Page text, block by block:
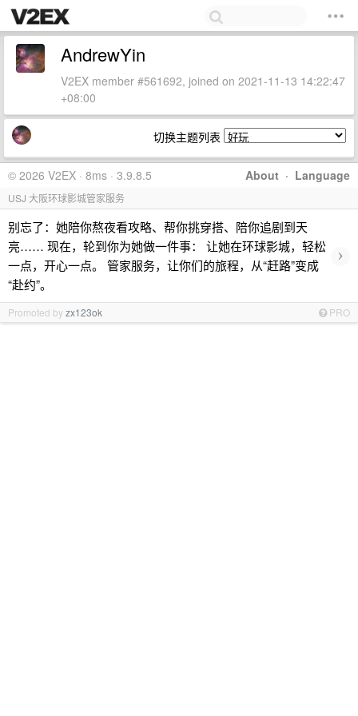
AndrewYin
V2EX member #561692, joined on 2021-11-13 14:22:47
+08:00
切换主题列表
About · Language
© 2026 V2EX · 8ms · 3.9.8.5
USJ 大阪环球影城管家服务
别忘了：她陪你熬夜看攻略、帮你挑穿搭、陪你追剧到天
亮…… 现在，轮到你为她做一件事： 让她在环球影城，轻松
一点，开心一点。 管家服务，让你们的旅程，从“赶路”变成
“赴约”。
›
Promoted byzx123ok PRO